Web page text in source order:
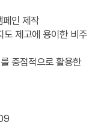
페인 제작
도 제고에 용이한 비주
중점적으로 활용한